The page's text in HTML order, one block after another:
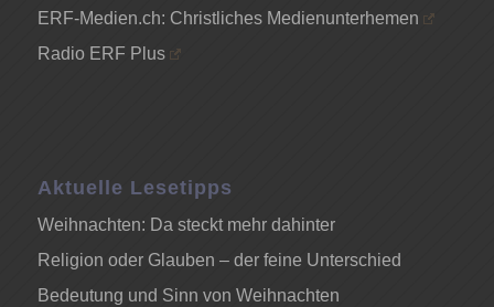
ERF-Medien.ch: Christliches Medienunterhemen
Radio ERF Plus
Aktuelle Lesetipps
Weihnachten: Da steckt mehr dahinter
Religion oder Glauben – der feine Unterschied
Bedeutung und Sinn von Weihnachten